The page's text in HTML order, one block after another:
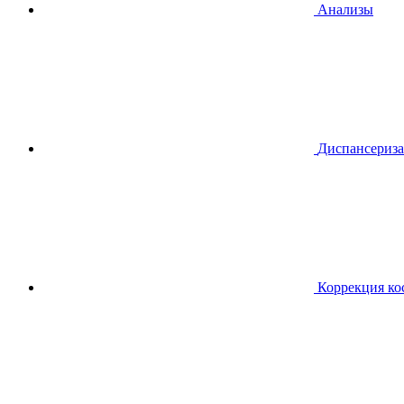
Анализы
Диспансериза
Коррекция